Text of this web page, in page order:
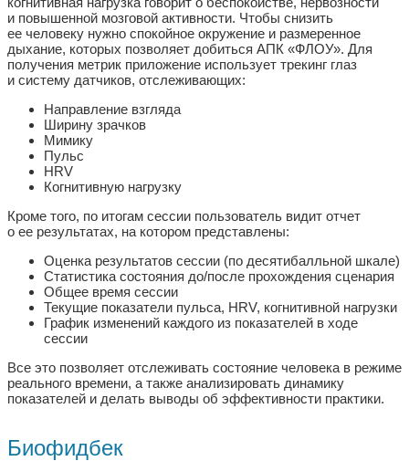
и повышенной мозговой активности. Чтобы снизить
ее человеку нужно спокойное окружение и размеренное
дыхание, которых позволяет добиться АПК «ФЛОУ». Для
получения метрик приложение использует трекинг глаз
и систему датчиков, отслеживающих:
Направление взгляда
Ширину зрачков
Мимику
Пульс
HRV
Когнитивную нагрузку
Кроме того, по итогам сессии пользователь видит отчет
о ее результатах, на котором представлены:
Оценка результатов сессии (по десятибалльной шкале)
Статистика состояния до/после прохождения сценария
Общее время сессии
Текущие показатели пульса, HRV, когнитивной нагрузки
График изменений каждого из показателей в ходе
сессии
Все это позволяет отслеживать состояние человека в режиме
реального времени, а также анализировать динамику
показателей и делать выводы об эффективности практики.
Биофидбек